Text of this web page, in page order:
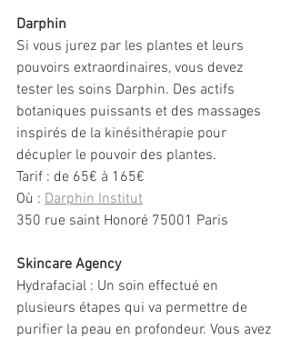
Darphin
Si vous jurez par les plantes et leurs
pouvoirs extraordinaires, vous devez
tester les soins Darphin. Des actifs
botaniques puissants et des massages
inspirés de la kinésithérapie pour
décupler le pouvoir des plantes.
Tarif : de 65€ à 165€
Où : Darphin Institut
350 rue saint Honoré 75001 Paris
Skincare Agency
Hydrafacial : Un soin effectué en
plusieurs étapes qui va permettre de
purifier la peau en profondeur. Vous avez